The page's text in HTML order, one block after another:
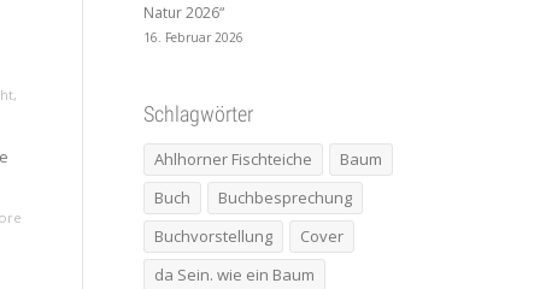
,
Natur 2026“
16. Februar 2026
Schlagwörter
Ahlhorner Fischteiche
Baum
Buch
Buchbesprechung
Buchvorstellung
Cover
da Sein. wie ein Baum